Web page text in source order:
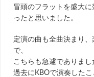
冒頭のフラットを盛大
ったと思いました。
定演の曲も全曲決まり
で、
こちらも急遽でありまし
過去にKBOで演奏したこ